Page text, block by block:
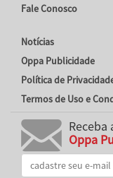
Fale Conosco
Notícias
Oppa Publicidade
Política de
Termos de Uso e
Receba
Oppa